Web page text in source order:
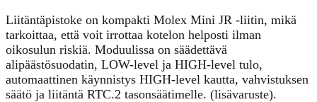
Liitäntäpistoke on kompakti Molex Mini JR -liitin, mikä
tarkoittaa, että voit irrottaa kotelon helposti ilman
oikosulun riskiä. Moduulissa on säädettävä
alipäästösuodatin, LOW-level ja HIGH-level tulo,
automaattinen käynnistys HIGH-level kautta, vahvistuksen
säätö ja liitäntä RTC.2 tasonsäätimelle. (lisävaruste).